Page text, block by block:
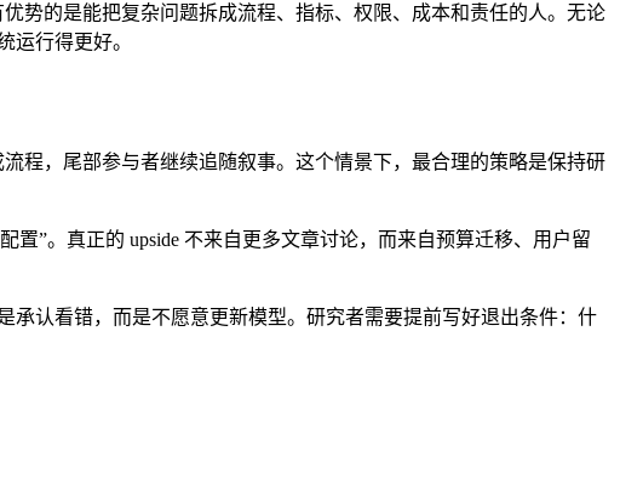
势的是能把复杂问题拆成流程、指标、权限、成本和责任的人。无论
运行得更好。
程，尾部参与者继续追随叙事。这个情景下，最合理的策略是保持研
”。真正的 upside 不来自更多文章讨论，而来自预算迁移、用户留
承认看错，而是不愿意更新模型。研究者需要提前写好退出条件：什